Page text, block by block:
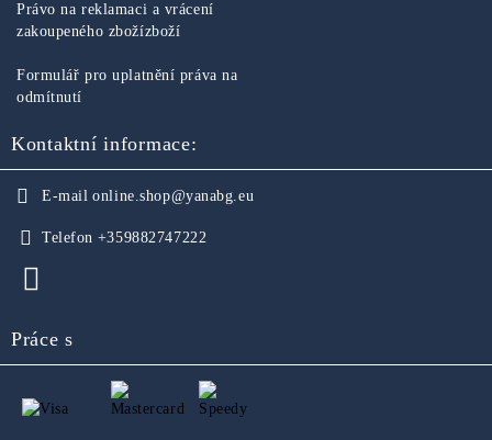
Právo na reklamaci a vrácení
zakoupeného zbožízboží
Formulář pro uplatnění práva na
odmítnutí
Kontaktní informace:
E-mail online.shop@yanabg.eu
Telefon +359882747222
Práce s